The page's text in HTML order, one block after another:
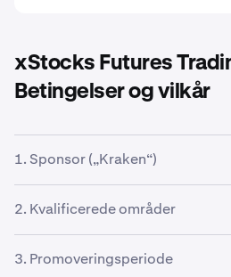
xStocks Futures
Betingelser og vilkår
1. Sponsor („Kraken“)
Denne kampagne er sponsoreret
2. Kvalificerede områder
Kampagnen er kun åben for
bosiddende i jurisdiktioner i
3. Promoveringsperiode